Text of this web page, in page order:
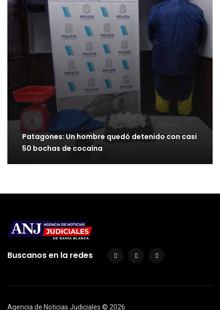
Patagones: Un hombre quedó detenido con casi
50 bochas de cocaína
Buscanos en la redes
Agencia de Noticias Judiciales © 2026